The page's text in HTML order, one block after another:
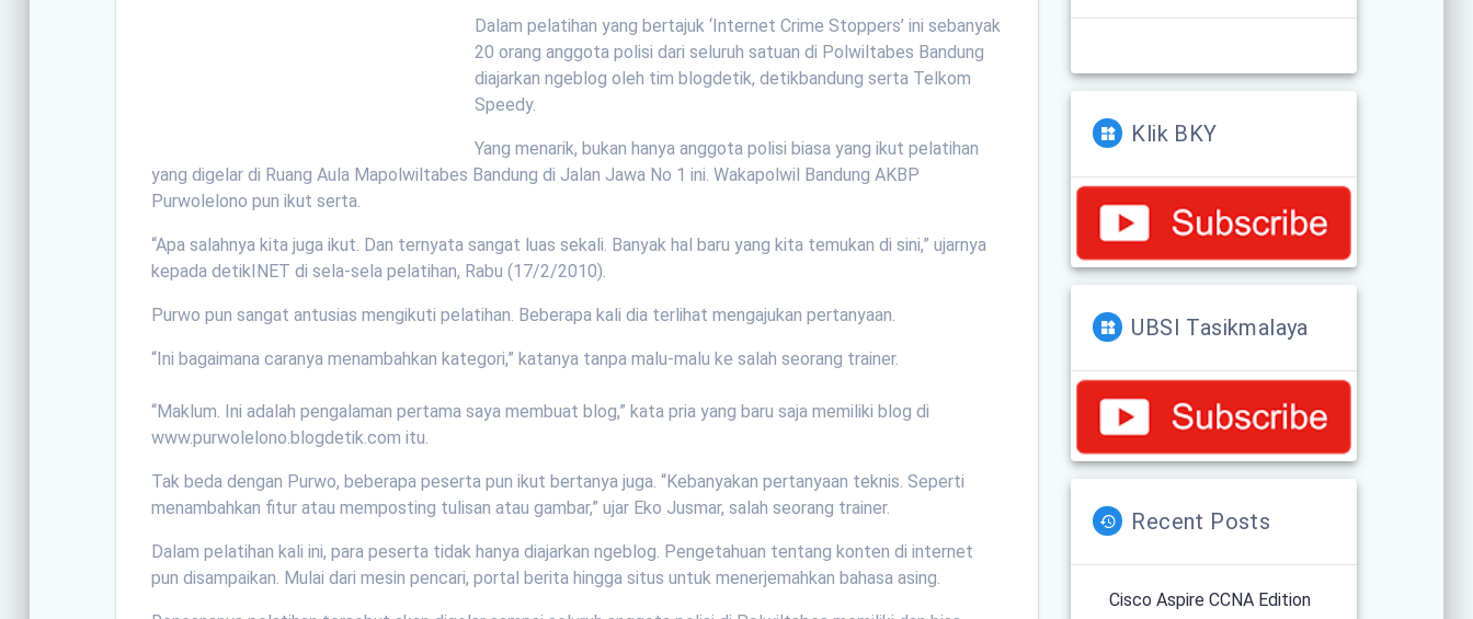
Dalam pelatihan yang bertajuk ‘Internet Crime Stoppers’ ini sebanyak
20 orang anggota polisi dari seluruh satuan di Polwiltabes Bandung
diajarkan ngeblog oleh tim blogdetik, detikbandung serta Telkom
Speedy.
Yang menarik, bukan hanya anggota polisi biasa yang ikut pelatihan
yang digelar di Ruang Aula Mapolwiltabes Bandung di Jalan Jawa No 1 ini. Wakapolwil Bandung AKBP
Purwolelono pun ikut serta.
“Apa salahnya kita juga ikut. Dan ternyata sangat luas sekali. Banyak hal baru yang kita temukan di sini,” ujarnya
kepada detikINET di sela-sela pelatihan, Rabu (17/2/2010).
Purwo pun sangat antusias mengikuti pelatihan. Beberapa kali dia terlihat mengajukan pertanyaan.
“Ini bagaimana caranya menambahkan kategori,” katanya tanpa malu-malu ke salah seorang trainer.
“Maklum. Ini adalah pengalaman pertama saya membuat blog,” kata pria yang baru saja memiliki blog di
www.purwolelono.blogdetik.com itu.
Tak beda dengan Purwo, beberapa peserta pun ikut bertanya juga. “Kebanyakan pertanyaan teknis. Seperti
menambahkan fitur atau memposting tulisan atau gambar,” ujar Eko Jusmar, salah seorang trainer.
Dalam pelatihan kali ini, para peserta tidak hanya diajarkan ngeblog. Pengetahuan tentang konten di internet
pun disampaikan. Mulai dari mesin pencari, portal berita hingga situs untuk menerjemahkan bahasa asing.
Klik BKY
UBSI Tasikmalaya
Recent Posts
Cisco Aspire CCNA Edition